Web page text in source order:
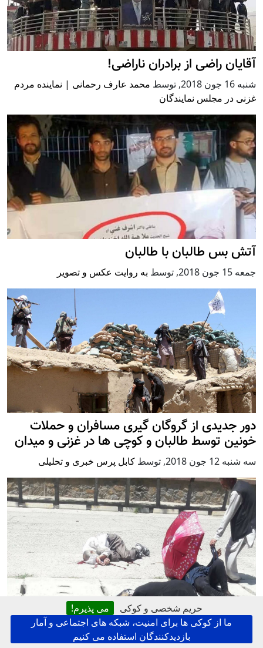
حریم شخصی و کوکی
می پذیرم!
ما از کوکی ها برای امنیت، شبکه های اجتماعی و آمار
بازدیدکنندگان استفاده می کنیم
آقایان راضی از برادران ناراضی!
شنبه 16 جون 2018 , توسط محمد عارف رحمانی | نماینده مردم
غزنی در مجلس نمایندگان
آتش بس طالبان با طالبان
جمعه 15 جون 2018 , توسط به روایت عکس و تصویر
دور جدیدی از گروگان گیری مسافران و حملات
خونین توسط طالبان و کوچی ها در غزنی و میدان
سه شنبه 12 جون 2018 , توسط کابل پرس خبری و تحلیلی
دوازده کشته در کابل؛ کارشناسان در مورد فریب
آتش بس هشدار می دهند